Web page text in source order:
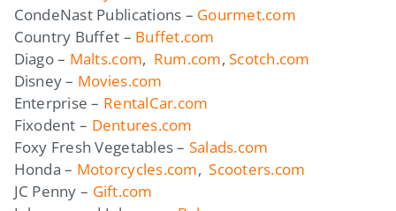
CondeNast Publications – Gourmet.com
Country Buffet – Buffet.com
Diago – Malts.com, Rum.com,Scotch.com
Disney – Movies.com
Enterprise – RentalCar.com
Fixodent – Dentures.com
Foxy Fresh Vegetables – Salads.com
Honda – Motorcycles.com,Scooters.com
JC Penny – Gift.com